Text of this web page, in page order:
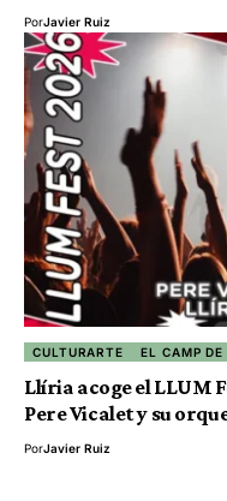
PorJavier Ruiz
CULTURARTE EL CAMP
Llíria acoge el LLUM
Pere Vicalet y su
PorJavier Ruiz